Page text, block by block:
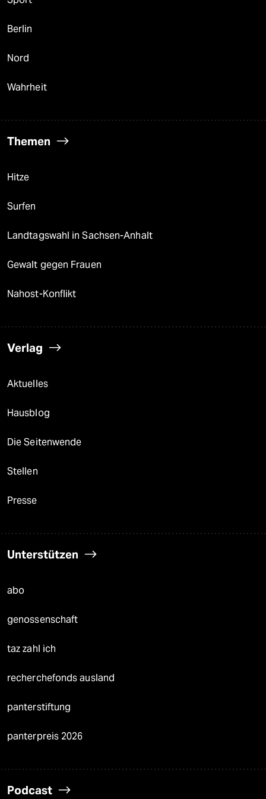
Berlin
Nord
Wahrheit
Themen
Hitze
Surfen
Landtagswahl in Sachsen-Anhalt
Gewalt gegen Frauen
Nahost-Konflikt
Verlag
Aktuelles
Hausblog
Die Seitenwende
Stellen
Presse
Unterstützen
abo
genossenschaft
taz zahl ich
recherchefonds ausland
panterstiftung
panterpreis 2026
Podcast